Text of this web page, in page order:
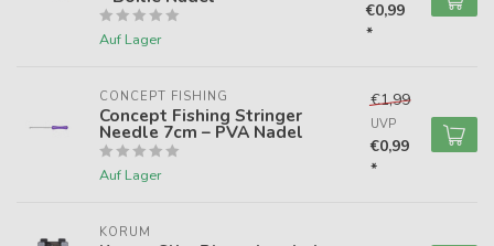
Auf Lager
€0,99
*
CONCEPT FISHING
Concept Fishing Stringer
Needle 7cm – PVA Nadel
Auf Lager
€1,99
UVP
€0,99
*
KORUM